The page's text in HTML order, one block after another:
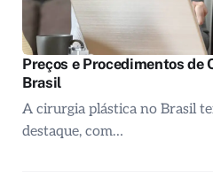
Preços e Procedimentos de
Brasil
A cirurgia plástica no Brasil
destaque, com…